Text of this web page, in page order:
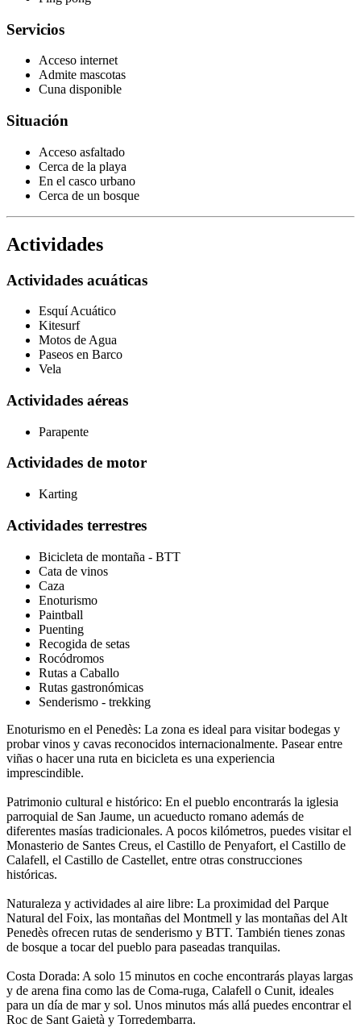
Servicios
Acceso internet
Admite mascotas
Cuna disponible
Situación
Acceso asfaltado
Cerca de la playa
En el casco urbano
Cerca de un bosque
Actividades
Actividades acuáticas
Esquí Acuático
Kitesurf
Motos de Agua
Paseos en Barco
Vela
Actividades aéreas
Parapente
Actividades de motor
Karting
Actividades terrestres
Bicicleta de montaña - BTT
Cata de vinos
Caza
Enoturismo
Paintball
Puenting
Recogida de setas
Rocódromos
Rutas a Caballo
Rutas gastronómicas
Senderismo - trekking
Enoturismo en el Penedès: La zona es ideal para visitar bodegas y
probar vinos y cavas reconocidos internacionalmente. Pasear entre
viñas o hacer una ruta en bicicleta es una experiencia
imprescindible.
Patrimonio cultural e histórico: En el pueblo encontrarás la iglesia
parroquial de San Jaume, un acueducto romano además de
diferentes masías tradicionales. A pocos kilómetros, puedes visitar el
Monasterio de Santes Creus, el Castillo de Penyafort, el Castillo de
Calafell, el Castillo de Castellet, entre otras construcciones
históricas.
Naturaleza y actividades al aire libre: La proximidad del Parque
Natural del Foix, las montañas del Montmell y las montañas del Alt
Penedès ofrecen rutas de senderismo y BTT. También tienes zonas
de bosque a tocar del pueblo para paseadas tranquilas.
Costa Dorada: A solo 15 minutos en coche encontrarás playas largas
y de arena fina como las de Coma-ruga, Calafell o Cunit, ideales
para un día de mar y sol. Unos minutos más allá puedes encontrar el
Roc de Sant Gaietà y Torredembarra.